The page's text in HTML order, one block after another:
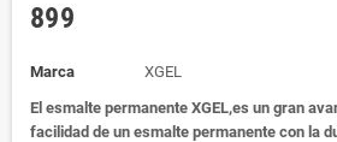
899
Marca
XGEL
El esmalte permanente XGEL,es un gran
facilidad de un esmalte permanente con la